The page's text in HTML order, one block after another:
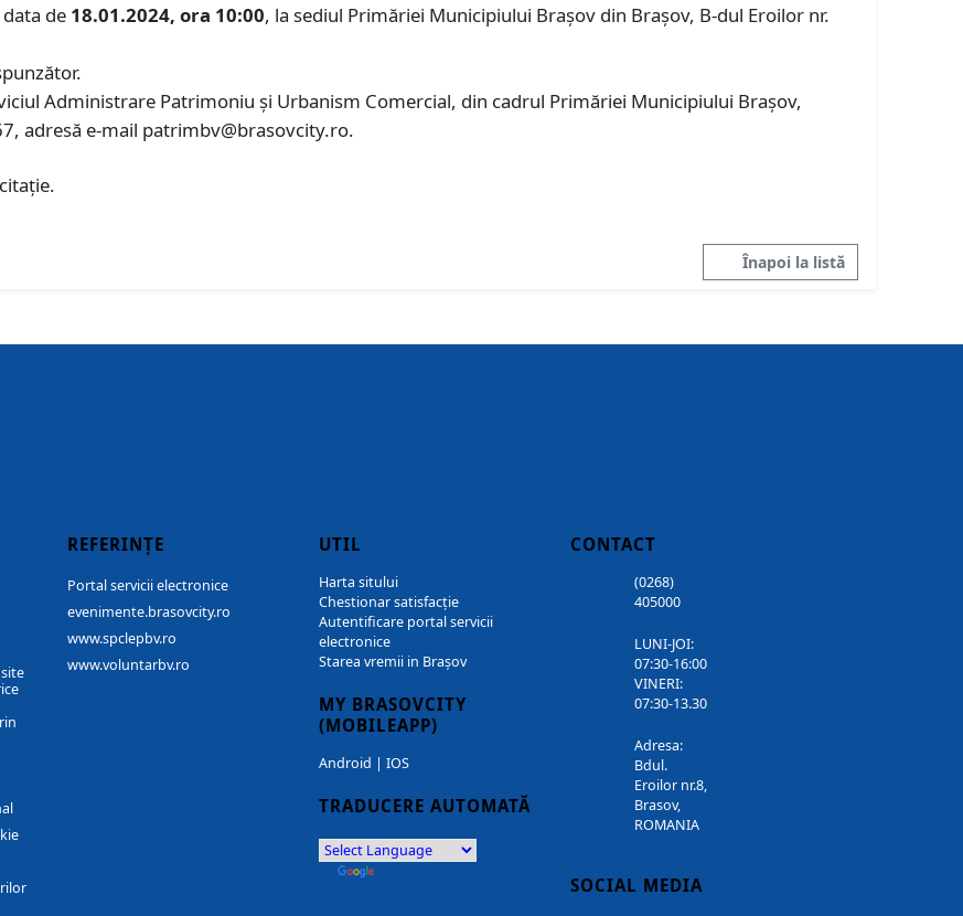
de 18.01.2024, ora 10:00, la sediul Primăriei Municipiului Brașov din Brașov, B-dul Eroilor nr.
Administrare Patrimoniu şi Urbanism Comercial, din cadrul Primăriei Municipiului Braşov,
adresă e-mail patrimbv@brasovcity.ro.
Înapoi la listă
REFERINȚE
Portal servicii electronice
evenimente.brasovcity.ro
www.spclepbv.ro
www.voluntarbv.ro
UTIL
Harta sitului
Chestionar satisfacție
Autentificare portal servicii
electronice
Starea vremii in Brașov
MY BRASOVCITY
(MOBILEAPP)
Android | IOS
TRADUCERE AUTOMATĂ
CONTACT
(0268)
405000
LUNI-JOI:
07:30-16:00
VINERI:
07:30-13.30
Adresa:
Bdul.
Eroilor nr.8,
Brasov,
ROMANIA
SOCIAL MEDIA